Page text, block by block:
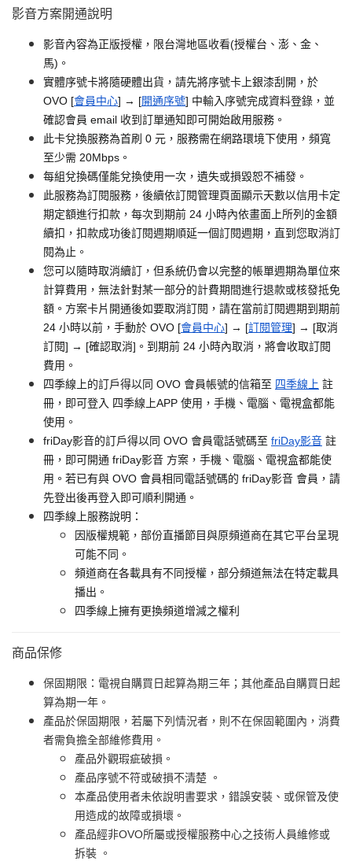
影音方案開通說明
影音內容為正版授權，限台灣地區收看(授權台、澎、金、
馬)。
實體序號卡將隨硬體出貨，請先將序號卡上銀漆刮開，於
OVO [會員中心] → [開通序號] 中輸入序號完成資料登錄，並
確認會員 email 收到訂單通知即可開始啟用服務。
此卡兌換服務為首刷 0 元，服務需在網路環境下使用，頻寬
至少需 20Mbps。
每組兌換碼僅能兌換使用一次，遺失或損毀恕不補發。
此服務為訂閱服務，後續依訂閱管理頁面顯示天數以信用卡定
期定額進行扣款，每次到期前 24 小時內依畫面上所列的金額
續扣，扣款成功後訂閱週期順延一個訂閱週期，直到您取消訂
閱為止。
您可以隨時取消續訂，但系統仍會以完整的帳單週期為單位來
計算費用，無法針對某一部分的計費期間進行退款或核發抵免
額。方案卡片開通後如要取消訂閱，請在當前訂閱週期到期前
24 小時以前，手動於 OVO [會員中心] → [訂閱管理] → [取消
訂閱] → [確認取消]。到期前 24 小時內取消，將會收取訂閱
費用。
四季線上的訂戶得以同 OVO 會員帳號的信箱至 四季線上 註
冊，即可登入 四季線上APP 使用，手機、電腦、電視盒都能
使用。
friDay影音的訂戶得以同 OVO 會員電話號碼至 friDay影音 註
冊，即可開通 friDay影音 方案，手機、電腦、電視盒都能使
用。若已有與 OVO 會員相同電話號碼的 friDay影音 會員，請
先登出後再登入即可順利開通。
四季線上服務說明：
因版權規範，部份直播節目與原頻道商在其它平台呈現
可能不同。
頻道商在各載具有不同授權，部分頻道無法在特定載具
播出。
四季線上擁有更換頻道增減之權利
商品保修
保固期限：電視自購買日起算為期三年；其他產品自購買日起
算為期一年。
產品於保固期限，若屬下列情況者，則不在保固範圍內，消費
者需負擔全部維修費用。
產品外觀瑕疵破損。
產品序號不符或破損不清楚 。
本產品使用者未依說明書要求，錯誤安裝、或保管及使
用造成的故障或損壞。
產品經非OVO所屬或授權服務中心之技術人員維修或
拆裝 。